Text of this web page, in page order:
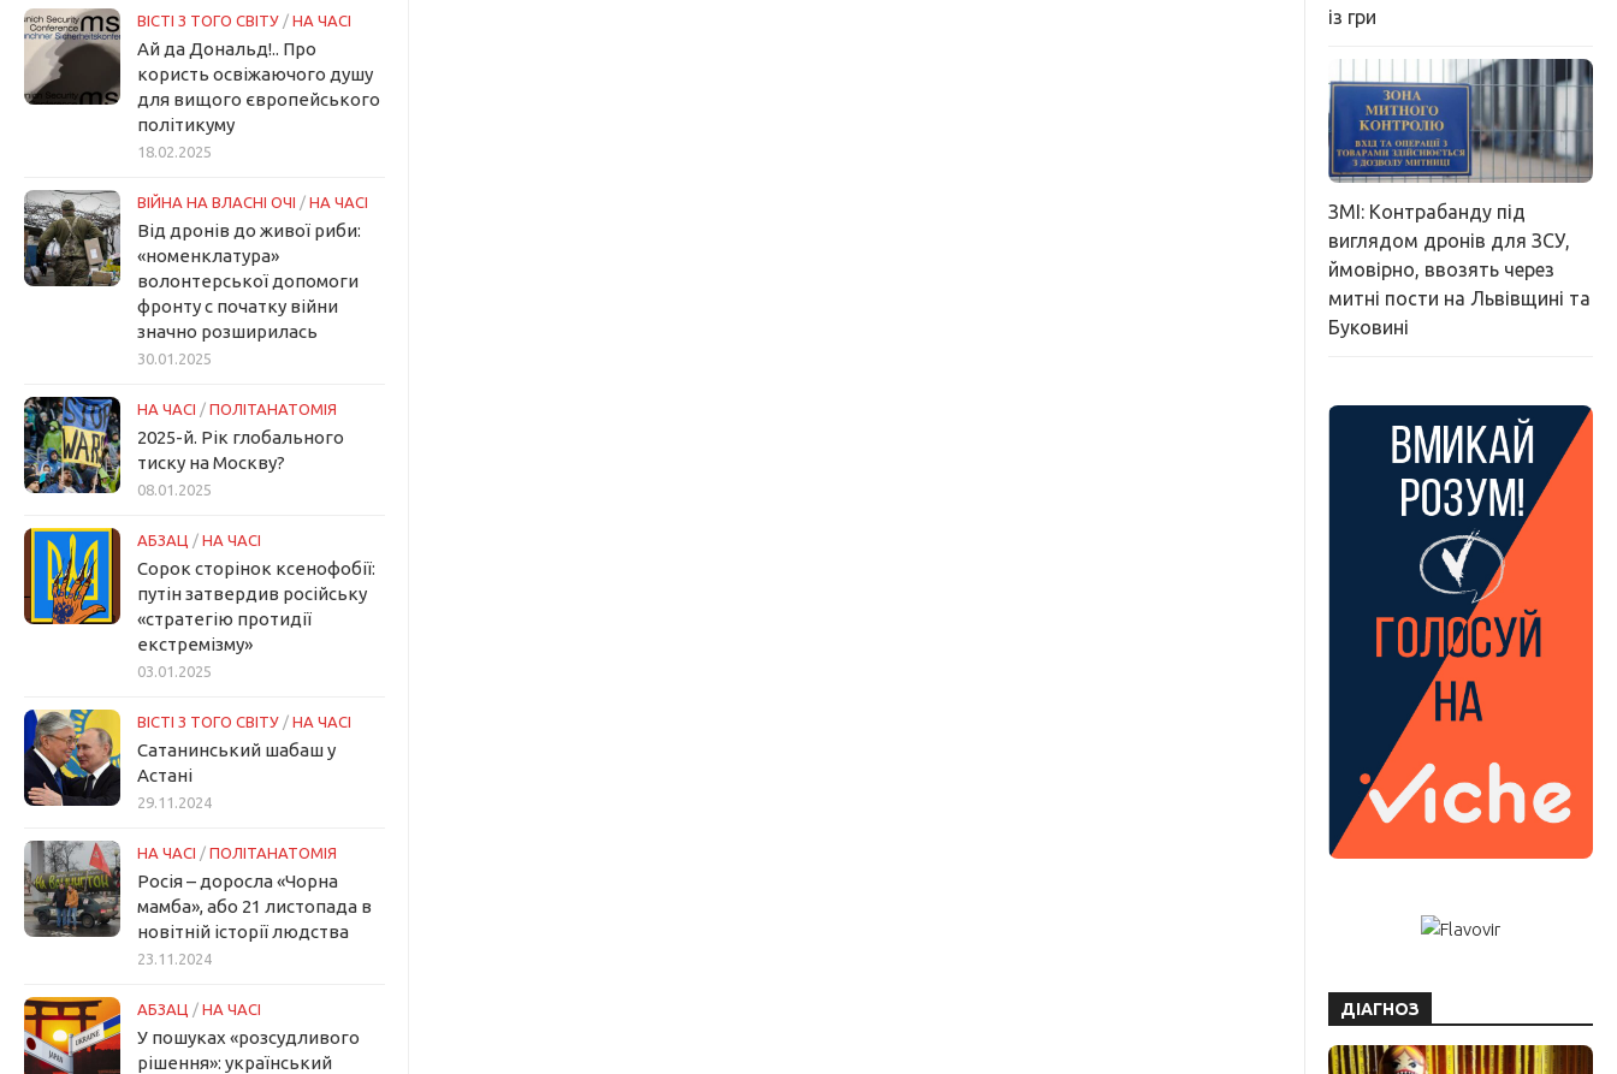
ВІСТІ З ТОГО СВІТУ / НА ЧАСІ
Ай да Дональд!.. Про
користь освіжаючого душу
для вищого європейського
політикуму
18.02.2025
ВІЙНА НА ВЛАСНІ ОЧІ / НА ЧАСІ
Від дронів до живої риби:
«номенклатура»
волонтерської допомоги
фронту с початку війни
значно розширилась
30.01.2025
НА ЧАСІ / ПОЛІТАНАТОМІЯ
2025-й. Рік глобального
тиску на Москву?
08.01.2025
АБЗАЦ / НА ЧАСІ
Сорок сторінок ксенофобії:
путін затвердив російську
«стратегію протидії
екстремізму»
03.01.2025
ВІСТІ З ТОГО СВІТУ / НА ЧАСІ
Сатанинський шабаш у
Астані
29.11.2024
НА ЧАСІ / ПОЛІТАНАТОМІЯ
Росія – доросла «Чорна
мамба», або 21 листопада в
новітній історії людства
23.11.2024
АБЗАЦ / НА ЧАСІ
У пошуках «розсудливого
рішення»: український
із гри
ЗМІ: Контрабанду під
виглядом дронів для ЗСУ,
ймовірно, ввозять через
митні пости на Львівщині та
Буковині
ДІАГНОЗ